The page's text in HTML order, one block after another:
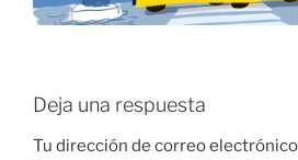
Deja una respuesta
Tu dirección de correo